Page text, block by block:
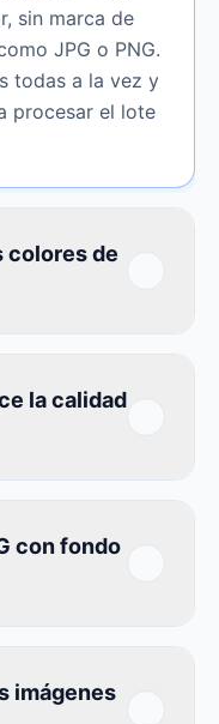
sin marca de
JPG o PNG.
todas a la vez y
procesar el lote
colores de
la calidad
con fondo
imágenes